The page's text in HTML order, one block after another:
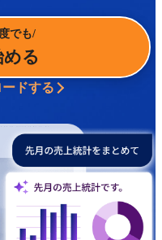
でも
る
ドする